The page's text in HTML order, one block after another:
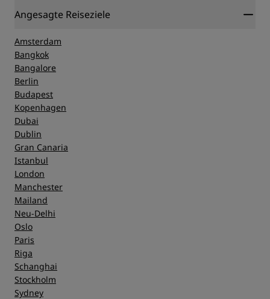
Angesagte Reiseziele
Amsterdam
Bangkok
Bangalore
Berlin
Budapest
Kopenhagen
Dubai
Dublin
Gran Canaria
Istanbul
London
Manchester
Mailand
Neu-Delhi
Oslo
Paris
Riga
Schanghai
Stockholm
Sydney